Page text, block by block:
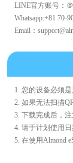
LINE官方账号：
Whatsapp:+81 70-
Email：
1. 您的设备必须是
2. 如果无法扫描
3. 下载完成后，
4. 请于计划使用日
5. 在使用Almond